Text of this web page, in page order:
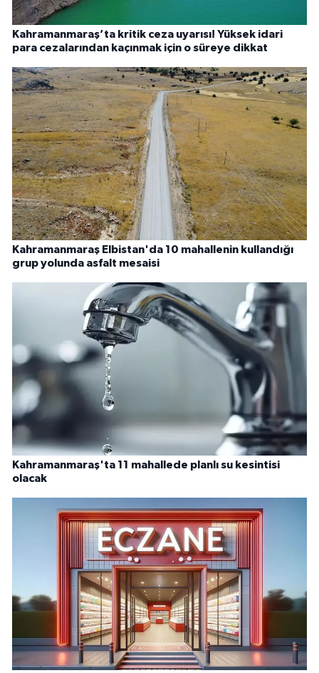
Kahramanmaraş’ta kritik ceza uyarısı! Yüksek idari
para cezalarından kaçınmak için o süreye dikkat
Kahramanmaraş Elbistan'da 10 mahallenin kullandığı
grup yolunda asfalt mesaisi
Kahramanmaraş'ta 11 mahallede planlı su kesintisi
olacak